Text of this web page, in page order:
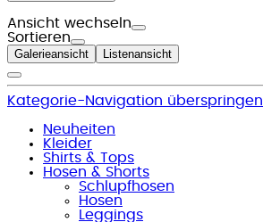
Ansicht wechseln
Sortieren
Galerieansicht Listenansicht
Kategorie-Navigation überspringen
Neuheiten
Kleider
Shirts & Tops
Hosen & Shorts
Schlupfhosen
Hosen
Leggings